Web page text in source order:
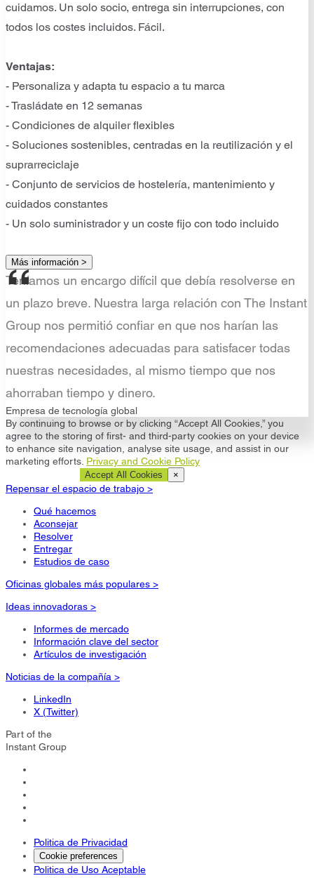
cuidamos. Un solo socio, entrega sin interrupciones, con
todos los costes incluidos. Fácil.
Ventajas:
- Personaliza y adapta tu espacio a tu marca
- Trasládate en 12 semanas
- Condiciones de alquiler flexibles
- Soluciones sostenibles, centradas en la reutilización y el
suprarreciclaje
- Conjunto de servicios de hostelería, mantenimiento y
cuidados constantes
- Un solo suministrador y un coste fijo con todo incluido
Más información >
Teníamos un encargo difícil que debía resolverse en
un plazo breve. Nuestra larga relación con The Instant
Group nos permitió confiar en que nos harían las
recomendaciones adecuadas para satisfacer todas
nuestras necesidades, al mismo tiempo que nos
ahorraban tiempo y dinero.
Empresa de tecnología global
By continuing to browse or by clicking “Accept All Cookies,” you
agree to the storing of first- and third-party cookies on your device
to enhance site navigation, analyse site usage, and assist in our
marketing efforts. Privacy and Cookie Policy
Accept All Cookies ×
Repensar el espacio de trabajo >
Qué hacemos
Aconsejar
Resolver
Entregar
Estudios de caso
Oficinas globales más populares >
Ideas innovadoras >
Informes de mercado
Información clave del sector
Artículos de investigación
Noticias de la compañía >
LinkedIn
X (Twitter)
Part of the
Instant Group
Politica de Privacidad
Cookie preferences
Politica de Uso Aceptable